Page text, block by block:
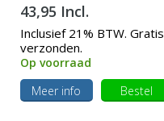
43,95 Incl.
Inclusief 21% BTW. Gratis
verzonden.
Op voorraad
Meer info
Bestel